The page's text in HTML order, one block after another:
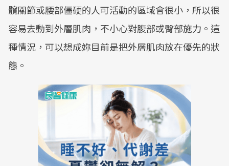
髖關節或腰部僵硬的人可活動的區域會很小，所以很
容易去動到外層肌肉，不小心對腹部或臀部施力。這
種情況，可以想成妳目前是把外層肌肉放在優先的狀
態。